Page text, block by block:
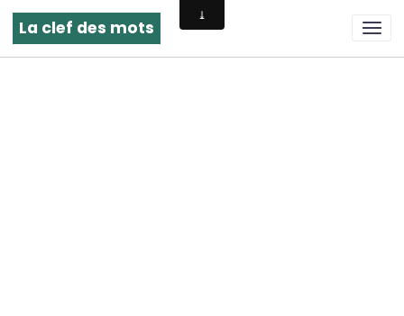
La clef des mots